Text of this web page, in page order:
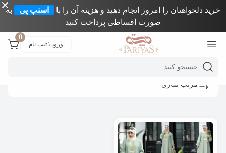
خرید دلخواهتان را امروز انجام دهید و هزینه آن را با اسنپ پی
به
صورت اقساطی پرداخت کنید
ورود \ ثبت نام
0
Mobile header search
مرتب سازی